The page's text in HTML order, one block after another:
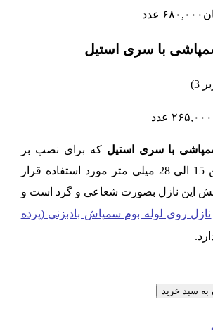
۶۸۰,۰۰۰ عدد
با سری استیل
3
)
تومان۲۷۰,۰۰۰
۲۶۵,۰۰۰قیمت
تومان۲۶۵,۰۰۰.
عدد
با سری استیل که برای نصب بر
روی لوله های بین 15 الی 28 میلی متر مورد استفاده قرار
این نازل بصورت شعاعی و گرد است و
نازل روی لوله بوم سمپاش بادبزنی (پرده
با سری استیل عدد
به سبد خرید